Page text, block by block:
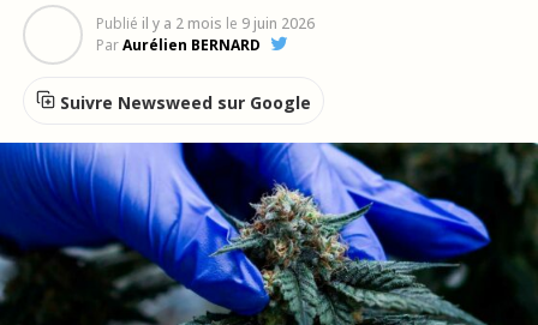
Publié il y a 2 mois le 9 juin 2026
ParAurélien BERNARD
Suivre Newsweed sur Google